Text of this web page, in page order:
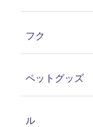
フク
ペットグッズ
ル